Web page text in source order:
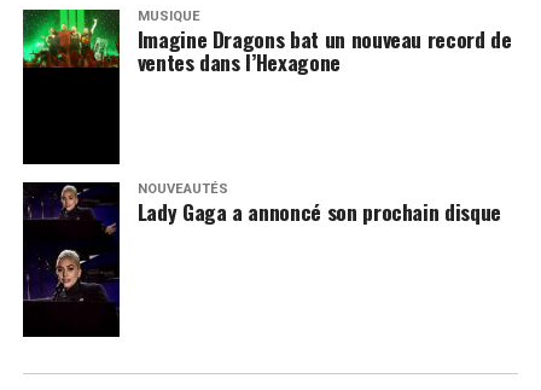
MUSIQUE
Imagine Dragons bat un nouveau record de
ventes dans l’Hexagone
NOUVEAUTÉS
Lady Gaga a annoncé son prochain disque